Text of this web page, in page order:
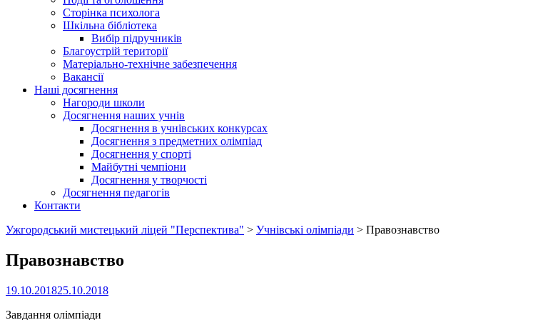
Сторінка психолога
Шкільна бібліотека
Вибір підручників
Благоустрій території
Матеріально-технічне забезпечення
Вакансії
Наші досягнення
Нагороди школи
Досягнення наших учнів
Досягнення в учнівських конкурсах
Досягнення з предметних олімпіад
Досягнення у спорті
Майбутні чемпіони
Досягнення у творчості
Досягнення педагогів
Контакти
Ужгородський мистецький ліцей "Перспектива" > Учнівські олімпіади > Правознавство
Правознавство
19.10.201825.10.2018
Завдання олімпіади